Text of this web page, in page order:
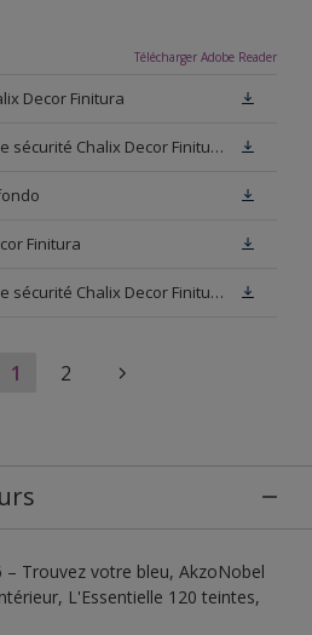
Télécharger Adobe Reader
Decor Finitura
Fiche de données de sécurité Chalix Decor Finitura Base W05
Finitura
Fiche de données de sécurité Chalix Decor Finitura Base N00
1 2
– Trouvez votre bleu, AkzoNobel
L'Essentielle 120 teintes,